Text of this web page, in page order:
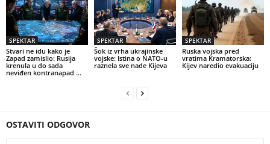
SPEKTAR
Stvari ne idu kako je
Zapad zamislio: Rusija
krenula u do sada
neviđen kontranapad …
SPEKTAR
Šok iz vrha ukrajinske
vojske: Istina o NATO-u
raznela sve nade Kijeva
SPEKTAR
Ruska vojska pred
vratima Kramatorska:
Kijev naredio evakuaciju
OSTAVITI ODGOVOR